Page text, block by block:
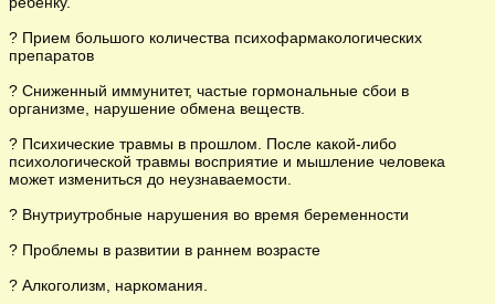
? Прием большого количества психофармакологических
препаратов
? Сниженный иммунитет, частые гормональные сбои в
организме, нарушение обмена веществ.
? Психические травмы в прошлом. После какой-либо
психологической травмы восприятие и мышление человека
может измениться до неузнаваемости.
? Внутриутробные нарушения во время беременности
? Проблемы в развитии в раннем возрасте
? Алкоголизм, наркомания.